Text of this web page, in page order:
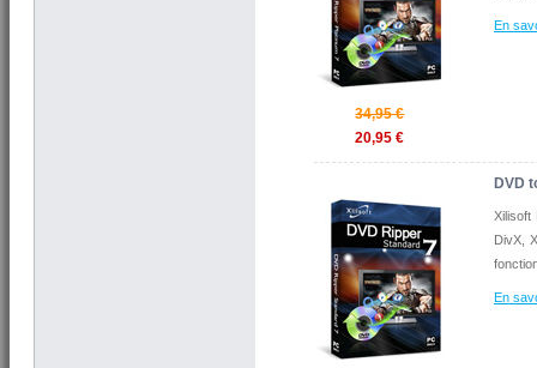
34,95 €
20,95 €
En
DVD
Xilisoft
DivX,
En